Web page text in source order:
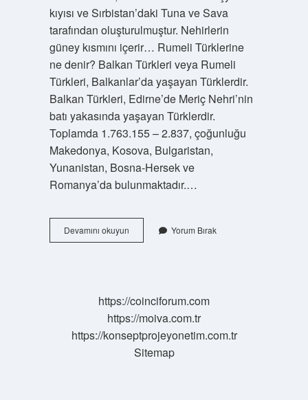
kıyısı ve Sırbistan’daki Tuna ve Sava
tarafından oluşturulmuştur. Nehirlerin
güney kısmını içerir… Rumeli Türklerine
ne denir? Balkan Türkleri veya Rumeli
Türkleri, Balkanlar’da yaşayan Türklerdir.
Balkan Türkleri, Edirne’de Meriç Nehri’nin
batı yakasında yaşayan Türklerdir.
Toplamda 1.763.155 – 2.837, çoğunluğu
Makedonya, Kosova, Bulgaristan,
Yunanistan, Bosna-Hersek ve
Romanya’da bulunmaktadır.…
Devamını okuyunNeden
Rumeli
Yorum Bırak
https://coinciforum.com
https://moiva.com.tr
https://konseptprojeyonetim.com.tr
Sitemap